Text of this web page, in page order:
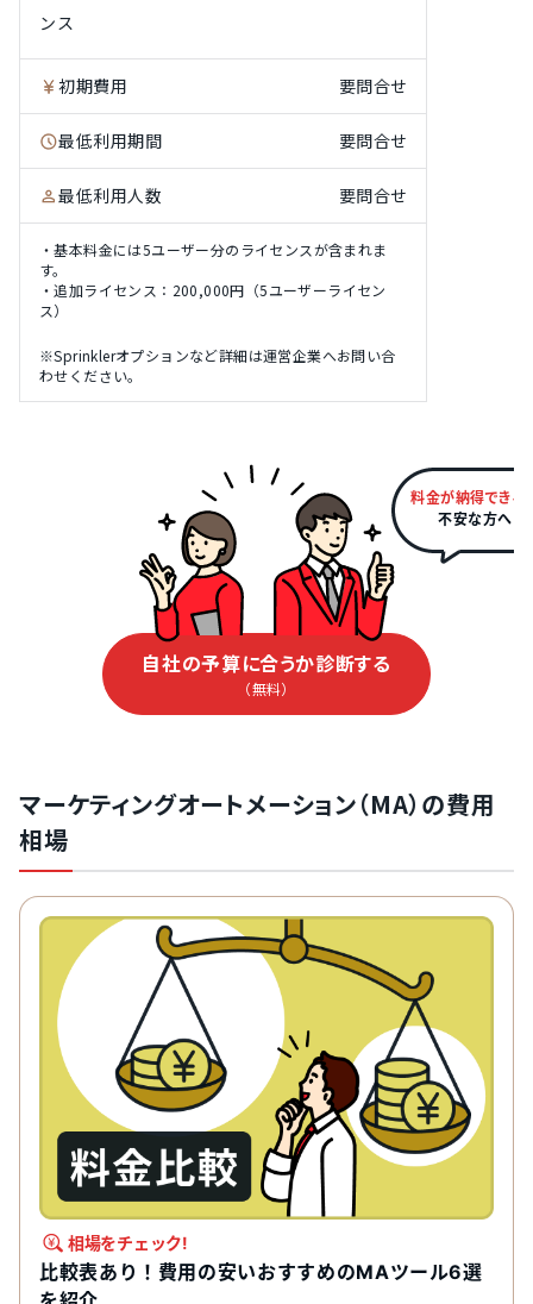
ンス
初期費用 要問合せ
最低利用期間 要問合せ
最低利用人数 要問合せ
・基本料金には5ユーザー分のライセンスが含まれま
す。
・追加ライセンス：200,000円（5ユーザーライセン
ス）
※Sprinklerオプションなど詳細は運営企業へお問い合
わせください。
料金が納得できる
不安な方へ
自社の予算に合うか診断する
（無料）
マーケティングオートメーション（MA）の費用
相場
相場をチェック!
比較表あり！費用の安いおすすめのMAツール6選